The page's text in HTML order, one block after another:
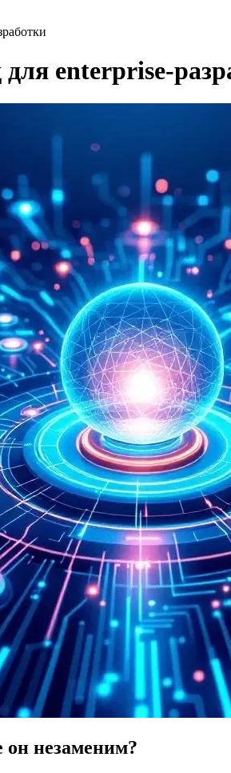
enterprise-
он незаменим?